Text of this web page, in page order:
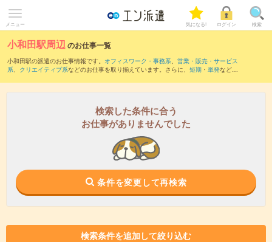
メニュー 気になる! ログイン 検索
小和田駅周辺のお仕事一覧
小和田駅の派遣のお仕事情報です。 オフィスワーク・事務系、 営業・販売・サービス
系、 クリエイティブ系などのお仕事を取り揃えています。さらに、 短期 ・ 単発などの
また、相月駅・大嵐駅・水窪駅・向市場駅・城西駅など近隣駅のお仕事もご確認いた
検索した条件に合う
お仕事がありませんでした
条件を変更して再検索
検索条件を追加して絞り込む